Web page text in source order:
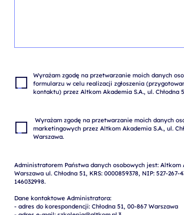
Wyrażam zgodę na przetwarzanie moich danych
formularzu w celu realizacji zgłoszenia
marketingowych przez Altkom Akademia S.A., ul.
Administratorem Państwa danych osobowych jest: Altkom
Warszawa ul. Chłodna 51, KRS: 0000859378, NIP: 527-267-
146032998.
Dane kontaktowe Administratora:
- adres do korespondencji: Chłodna 51, 00-867 Warszawa